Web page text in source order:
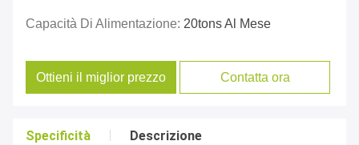
Capacità Di Alimentazione: 20tons Al Mese
Ottieni il miglior prezzo Contatta ora
Specificità Descrizione